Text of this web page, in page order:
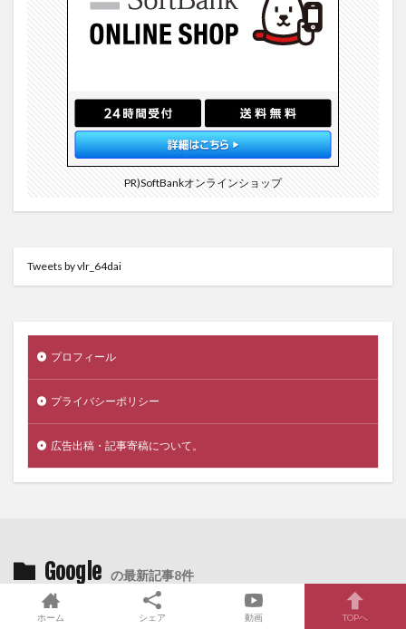
PR)SoftBankオンラインショップ
Tweets by vlr_64dai
プロフィール
プライバシーポリシー
広告出稿・記事寄稿について。
Google の最新記事8件
ホーム シェア 動画 TOPへ